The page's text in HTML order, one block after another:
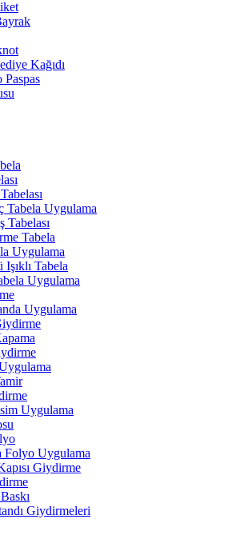
Kağıdı
Paspas
Tabela Uygulama
Tabelası
Tabela
Uygulama
Tabela
Uygulama
Uygulama
Uygulama
Folyo Uygulama
Giydirme
Giydirmeleri